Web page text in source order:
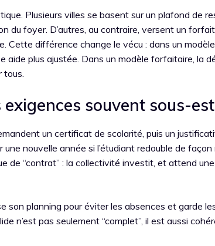
Plusieurs villes se basent sur un plafond de
du foyer. D’autres, au contraire, versent un
Cette différence change le vécu : dans un
aide plus ajustée. Dans un modèle forfaitaire, la
tous.
souvent sous-
un certificat de scolarité, puis un
nouvelle année si l’étudiant redouble de
de “contrat” : la collectivité investit, et attend
son planning pour éviter les absences et garde
n’est pas seulement “complet”, il est aussi